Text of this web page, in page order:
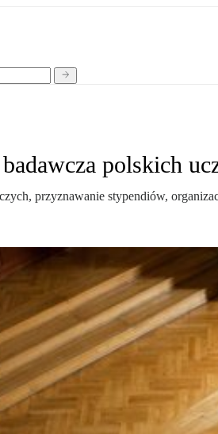
polskich
przyznawanie stypendiów,